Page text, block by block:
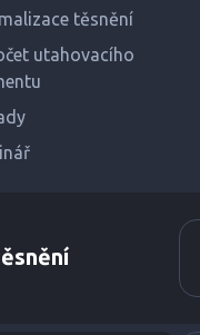
těsnění
utahovacího